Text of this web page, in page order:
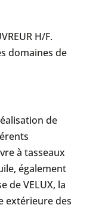
H/F.
domaines de
de
à tasseaux
également
de VELUX, la
extérieure des